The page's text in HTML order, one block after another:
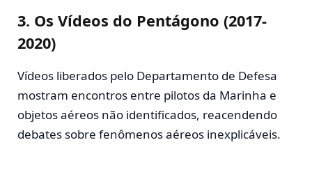
3. Os Vídeos do Pentágono (2017-
2020)
Vídeos liberados pelo Departamento de Defesa
mostram encontros entre pilotos da Marinha e
objetos aéreos não identificados, reacendendo
debates sobre fenômenos aéreos inexplicáveis.